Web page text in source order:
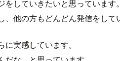
していきたいと思っています。
他の方もどんどん発信をして
実感しています。